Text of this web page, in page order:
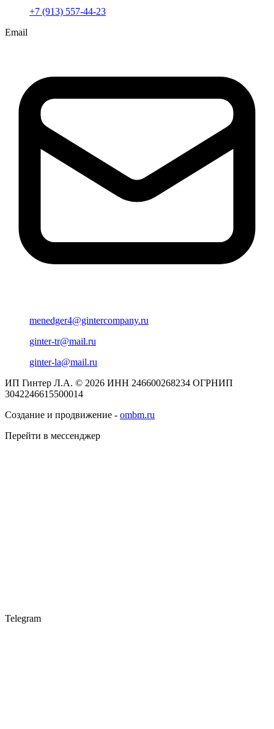
+7 (913) 557-44-23
Email
menedger4@gintercompany.ru
ginter-tr@mail.ru
ginter-la@mail.ru
ИП Гинтер Л.А. © 2026 ИНН 246600268234 ОГРНИП
3042246615500014
Создание и продвижение - ombm.ru
Перейти в мессенджер
Telegram